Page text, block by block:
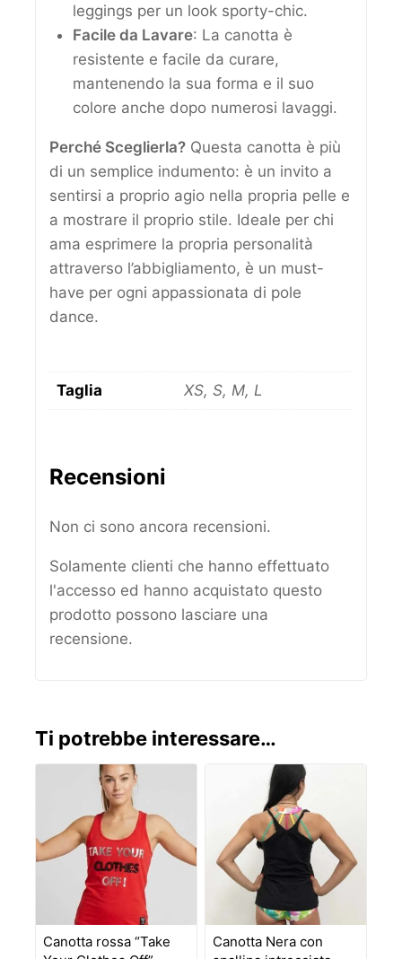
leggings per un look sporty-chic.
Facile da Lavare: La canotta è
resistente e facile da curare,
mantenendo la sua forma e il suo
colore anche dopo numerosi lavaggi.
Perché Sceglierla? Questa canotta è più
di un semplice indumento: è un invito a
sentirsi a proprio agio nella propria pelle e
a mostrare il proprio stile. Ideale per chi
ama esprimere la propria personalità
attraverso l’abbigliamento, è un must-
have per ogni appassionata di pole
dance.
Taglia XS, S, M, L
Recensioni
Non ci sono ancora recensioni.
Solamente clienti che hanno effettuato
l'accesso ed hanno acquistato questo
prodotto possono lasciare una
recensione.
Ti potrebbe interessare…
Canotta rossa “Take
Canotta Nera con